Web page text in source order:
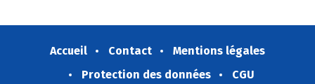
Accueil Contact
Mentions légales
Protection des données
CGU